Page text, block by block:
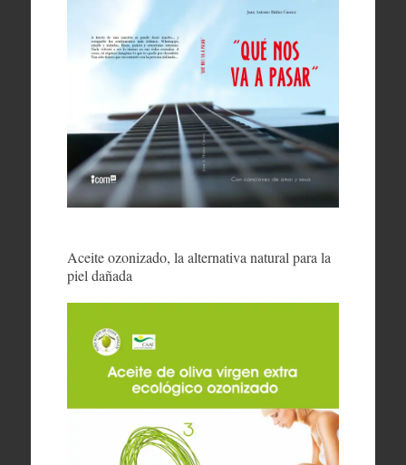
Aceite ozonizado, la alternativa natural para la
piel dañada